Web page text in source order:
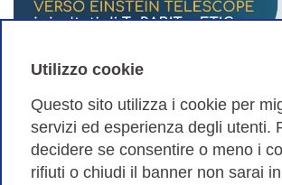
Utilizzo cookie
Questo sito utilizza i cookie per
servizi ed esperienza degli utenti.
decidere se consentire o meno i
rifiuti o chiudi il banner non sarai
Verso Einstein Telescope: i risultati
e ETIC
27 GIUGNO 2025